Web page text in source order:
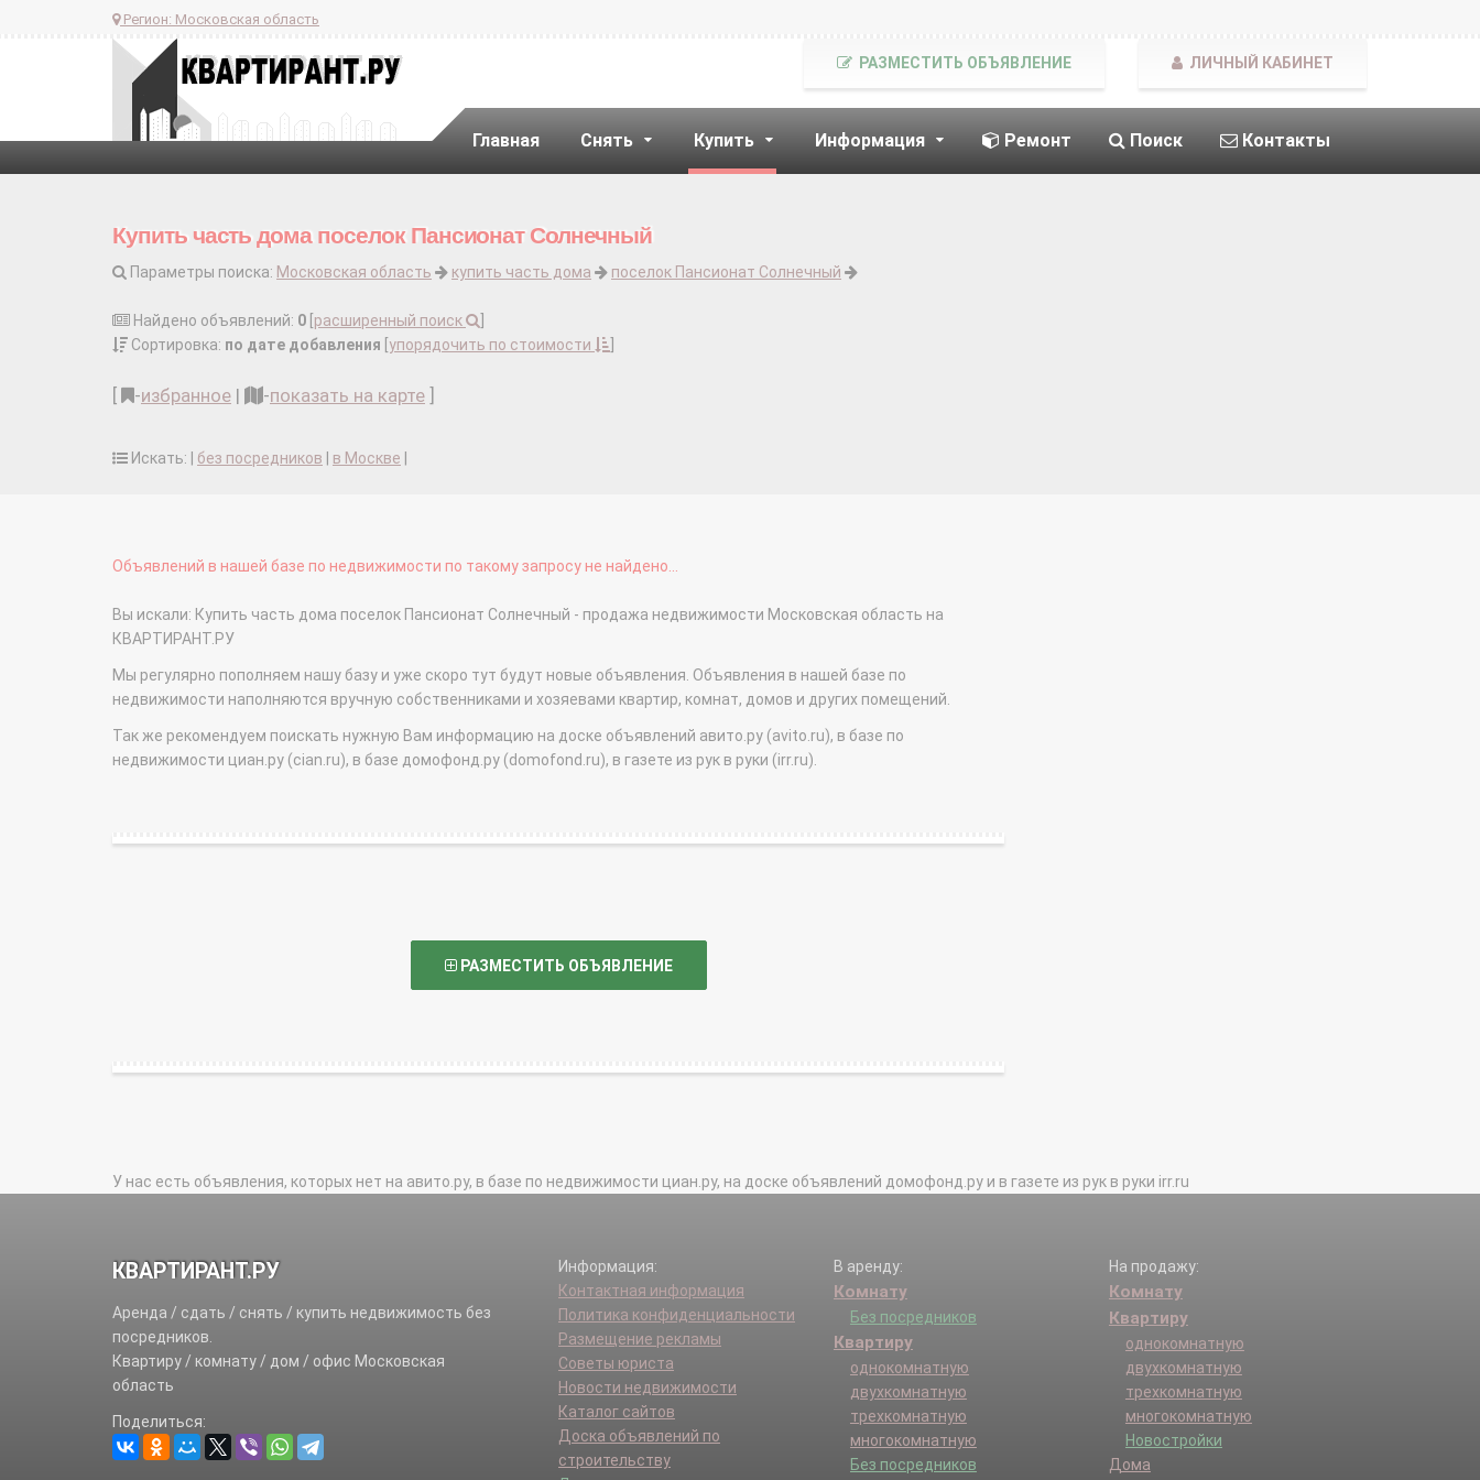
Регион: Московская область
Главная Снять Купить Информация Ремонт Поиск Контакты
РАЗМЕСТИТЬ ОБЪЯВЛЕНИЕ ЛИЧНЫЙ КАБИНЕТ
Купить часть дома поселок Пансионат Солнечный
Параметры поиска: Московская область купить часть дома поселок Пансионат Солнечный
Найдено объявлений: 0 расширенный поиск
Сортировка: по дате добавления упорядочить по стоимости
-избранное | -показать на карте
Искать: | без посредников в Москве
Объявлений в нашей базе по недвижимости по такому запросу не найдено...
Вы искали: Купить часть дома поселок Пансионат Солнечный - продажа недвижимости Московская область на
КВАРТИРАНТ.РУ
Мы регулярно пополняем нашу базу и уже скоро тут будут новые объявления. Объявления в нашей базе по
недвижимости наполняются вручную собственниками и хозяевами квартир, комнат, домов и других помещений.
Так же рекомендуем поискать нужную Вам информацию на доске объявлений авито.ру (avito.ru), в базе по
недвижимости циан.ру (cian.ru), в базе домофонд.ру (domofond.ru), в газете из рук в руки (irr.ru).
РАЗМЕСТИТЬ ОБЪЯВЛЕНИЕ
У нас есть объявления, которых нет на авито.ру, в базе по недвижимости циан.ру, на доске объявлений домофонд.ру и в газете из рук в руки irr.ru
КВАРТИРАНТ.РУ
Аренда / сдать / снять / купить недвижимость без
посредников.
Квартиру / комнату / дом / офис Московская
область
Поделиться:
Информация:
Контактная информация
Политика конфиденциальности
Размещение рекламы
Советы юриста
Новости недвижимости
Каталог сайтов
Доска объявлений по
строительству
В аренду:
Комнату
Без посредников
Квартиру
однокомнатную
двухкомнатную
трехкомнатную
многокомнатную
Без посредников
На продажу:
Комнату
Квартиру
однокомнатную
двухкомнатную
трехкомнатную
многокомнатную
Новостройки
Дома